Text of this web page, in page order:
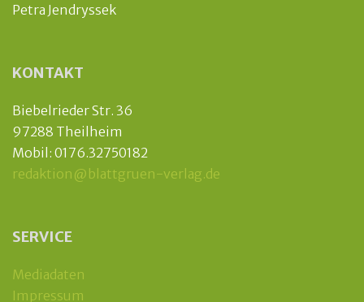
Petra Jendryssek
KONTAKT
Biebelrieder Str. 36
97288 Theilheim
Mobil: 0176.32750182
redaktion@blattgruen-verlag.de
SERVICE
Mediadaten
Impressum